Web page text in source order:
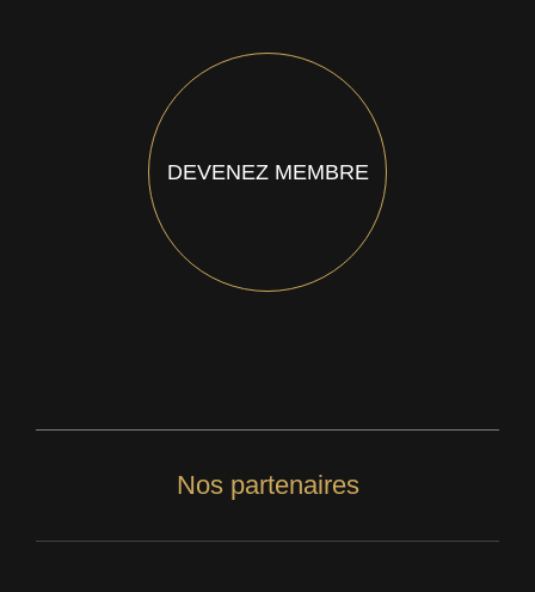
DEVENEZ MEMBRE
Nos partenaires